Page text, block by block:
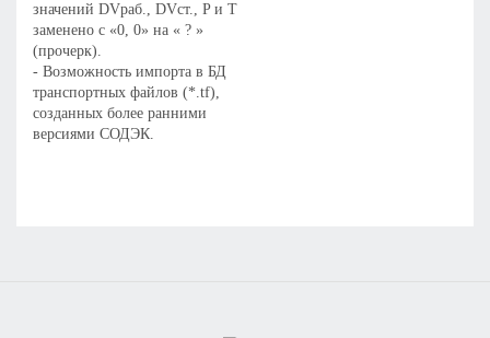
значений DVраб., DVст., P и T
заменено с «0, 0» на « ? »
(прочерк).
- Возможность импорта в БД
транспортных файлов (*.tf),
созданных более ранними
версиями СОДЭК.